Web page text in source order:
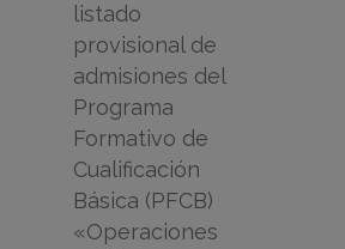
listado
provisional de
admisiones del
Programa
Formativo de
Cualificación
Básica (PFCB)
«Operaciones